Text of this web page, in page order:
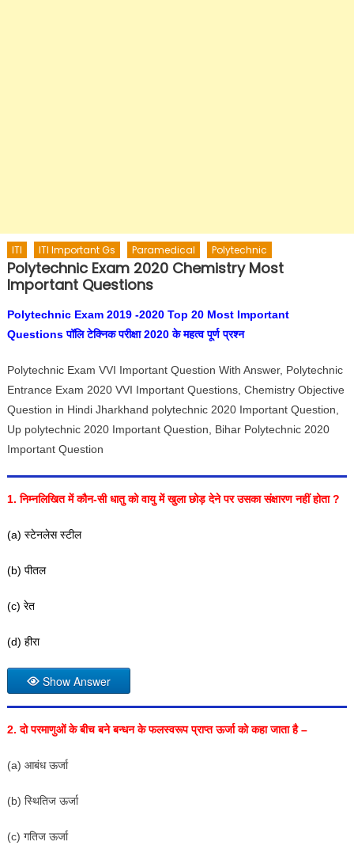
ITI ITI Important Gs Paramedical Polytechnic
Polytechnic Exam 2020 Chemistry Most
Important Questions
Polytechnic Exam 2019 -2020 Top 20 Most Important
Questions पॉलि टेक्निक परीक्षा 2020 के महत्व पूर्ण प्रश्न
Polytechnic Exam VVI Important Question With Answer, Polytechnic
Entrance Exam 2020 VVI Important Questions, Chemistry Objective
Question in Hindi Jharkhand polytechnic 2020 Important Question,
Up polytechnic 2020 Important Question, Bihar Polytechnic 2020
Important Question
1.निम्नलिखित में कौन-सी धातु को वायु में खुला छोड़ देने पर उसका संक्षारण नहीं होता?
(a) स्टेनलेस स्टील
(b) पीतल
(c) रेत
(d) हीरा
Show Answer
2.दो परमाणुओं के बीच बने बन्धन के फलस्वरूप प्राप्त ऊर्जा को कहा जाता है –
(a) आबंध ऊर्जा
(b) स्थितिज ऊर्जा
(c) गतिज ऊर्जा